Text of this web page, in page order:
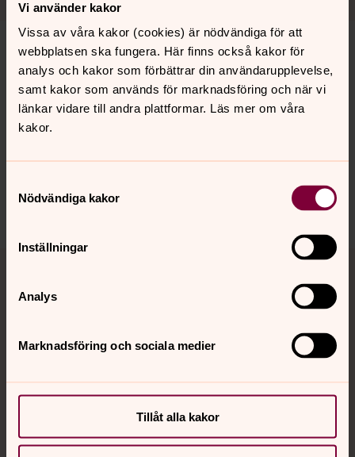
Vi använder kakor
Vissa av våra kakor (cookies) är nödvändiga för att
webbplatsen ska fungera. Här finns också kakor för
analys och kakor som förbättrar din användarupplevelse,
samt kakor som används för marknadsföring och när vi
länkar vidare till andra plattformar. Läs mer om våra
kakor.
Nödvändiga kakor
Inställningar
Analys
Marknadsföring och sociala medier
Tillåt alla kakor
Senast ändrad 11 maj 2026
Synpunkter eller frågor på sidans
innehåll?
Tillbaka till toppen
Tillbaka till innehållet
Kalender